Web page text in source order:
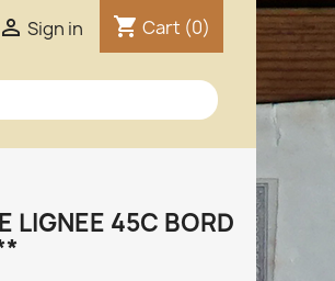
 Sign in shopping_cart Cart (0)
LIGNEE 45C BORD